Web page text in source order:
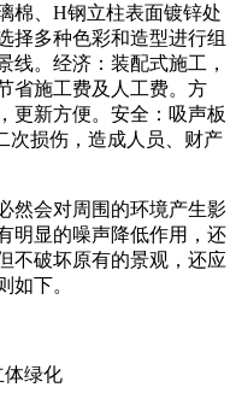
棉、H钢立柱表面镀锌处
择多种色彩和造型进行组
线。经济：装配式施工，
省施工费及人工费。方
更新方便。安全：吸声板
次损伤，造成人员、财产
然会对周围的环境产生影
明显的噪声降低作用，还
不破坏原有的景观，还应
如下。
体绿化